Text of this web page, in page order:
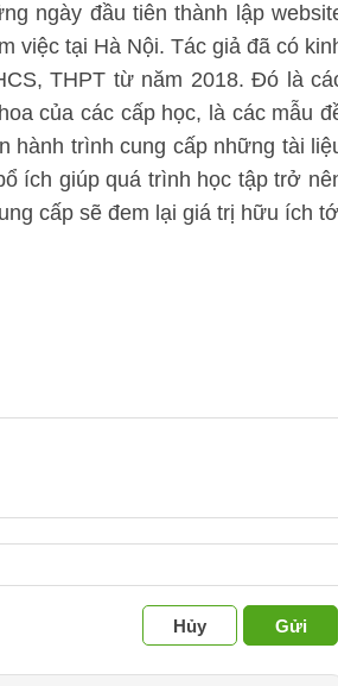
ngày đầu tiên thành lập
việc tại Hà Nội. Tác giả đã có
THPT từ năm 2018. Đó là
của các cấp học, là các mẫu
hành trình cung cấp những tài
ích giúp quá trình học tập trở
cấp sẽ đem lại giá trị hữu ích
Hủy Gửi